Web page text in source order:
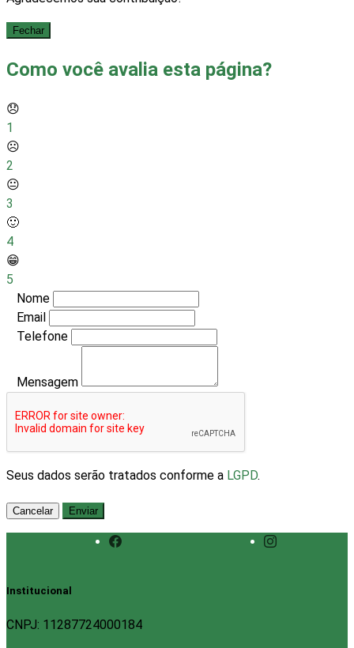
Fechar
Como você avalia esta página?
😞
1
☹️
2
😐
3
🙂
4
😁
5
Nome
Email
Telefone
Mensagem
Seus dados serão tratados conforme a LGPD.
Cancelar Enviar
Institucional
CNPJ: 11287724000184